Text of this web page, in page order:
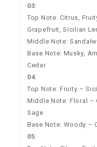
03:
Top Note: Citrus ,
Grapefruit, Sicilian
Middle Note:
Base Note: Musky,
Cedar
04:
Top Note: Fruity –
Middle Note: Floral –
Sage
Base Note: Woody –
05: